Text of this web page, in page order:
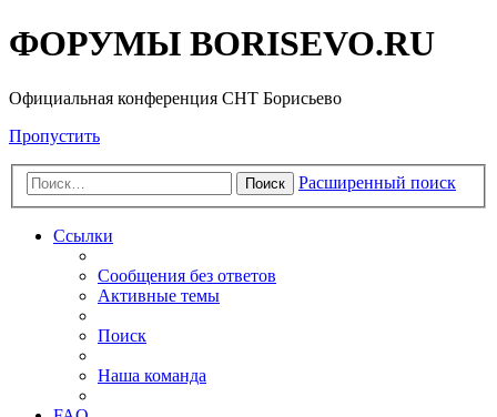
ФОРУМЫ BORISEVO.RU
Официальная конференция СНТ Борисьево
Пропустить
Поиск Расширенный поиск
Ссылки
Сообщения без ответов
Активные темы
Поиск
Наша команда